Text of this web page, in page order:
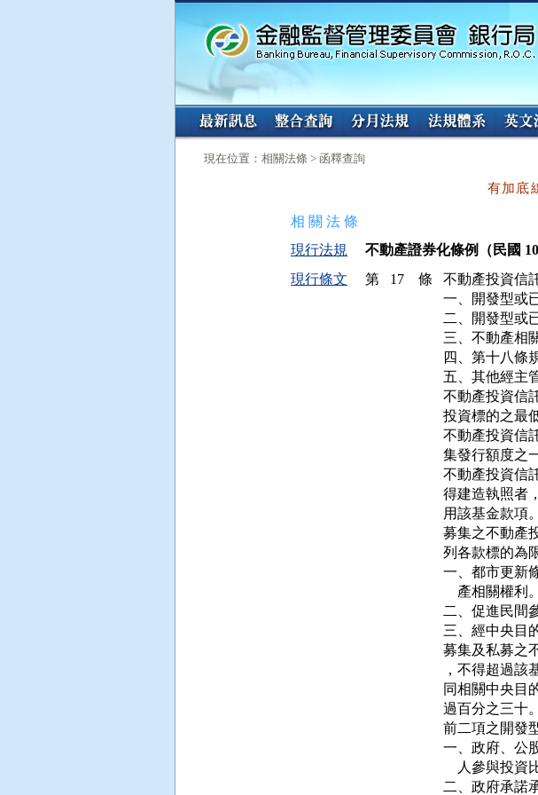
:::
現在位置：相關法條 > 函釋查詢
有加底
相 關 法 條
現行法規
不動產證券化條例（民國
現行條文
第 17 條
不動產投資信
一、開發型或
二、開發型或
三、不動產相
四、第十八條
五、其他經主
不動產投資信
投資標的之最
不動產投資信
集發行額度之
不動產投資信
得建造執照者
用該基金款項。
募集之不動產
列各款標的為
一、都市更新
    產相關權利。
二、促進民間
三、經中央目
募集及私募之
，不得超過該
同相關中央目
過百分之三十。
前二項之開發
一、政府、公
人參與投
二、政府承諾